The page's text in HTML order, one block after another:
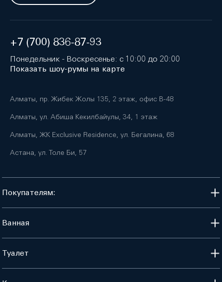
+7 (700) 836-87-93
Понедельник - Воскресенье: с 10:00 до 20:00
Показать шоу-румы на карте
Алматы, пр. Жибек Жолы 135, 2 этаж, офис B-48
Алматы, ул. Абиша Кекилбайулы, 34, 1 этаж
Алматы, ЖК Exclusive Residence, ул. Бегалина, 68
Астана, ул. Толе Би, 57
Покупателям:
Ванная
Туалет